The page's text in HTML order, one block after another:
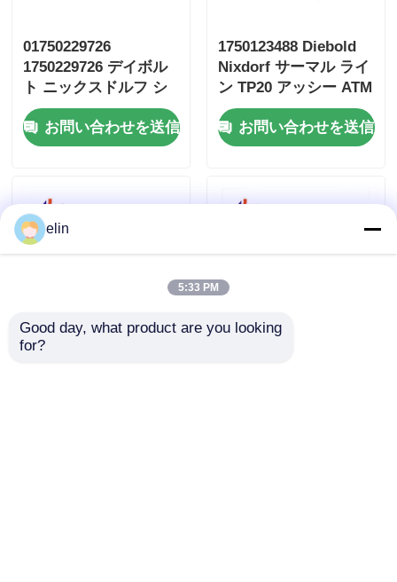
01750229726
1750229726 デイボル
ト ニックスドルフ シ
ャッター ホリゾート
8x CMD RL ストライ
プ
お問い合わせを送信
1750123488 Diebold
Nixdorf サーマル ライ
ン TP20 アッシー ATM
予備品
お問い合わせを送信
elin
5:33 PM
Good day, what product are you looking
for?